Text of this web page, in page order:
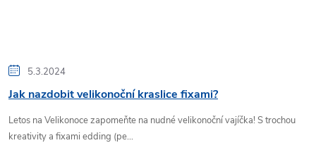
5.3.2024
Jak nazdobit velikonoční kraslice fixami?
Letos na Velikonoce zapomeňte na nudné velikonoční vajíčka! S trochou
kreativity a fixami edding (pe...